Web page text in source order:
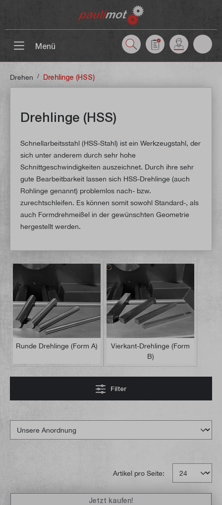
Menü
Drehen / Drehlinge (HSS)
Drehlinge (HSS)
Schnellarbeitsstahl (HSS-Stahl) ist ein Werkzeugstahl, der
sich unter anderem durch sehr hohe
Schnittgeschwindigkeiten auszeichnet. Durch ihre sehr
gute Bearbeitbarkeit lassen sich HSS-Drehlinge (auch
Rohlinge genannt) problemlos nach- bzw.
zurechtschleifen. Es können somit sowohl Standard-, als
auch Formdrehmeißel in der gewünschten Geometrie
hergestellt werden.
Runde Drehlinge (Form A)
Vierkant-Drehlinge (Form
B)
Filter
Artikel pro Seite:
Jetzt kaufen!